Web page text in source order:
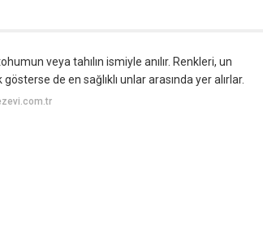
veya tahılın ismiyle anılır. Renkleri, un
de en sağlıklı unlar arasında yer alırlar.